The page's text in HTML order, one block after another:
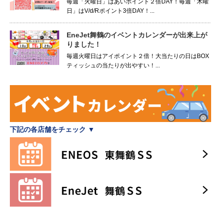
毎週「火曜日」はあいポイント２倍DAY！毎週「木曜
日」はV/d/Rポイント3倍DAY！...
EneJet舞鶴のイベントカレンダーが出来上が
りました！
毎週火曜日はアイポイント２倍！大当たりの日はBOX
ティッシュの当たりが出やすい！...
下記の各店舗をチェック ▼